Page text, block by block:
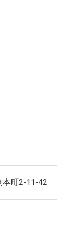
本町2-11-42